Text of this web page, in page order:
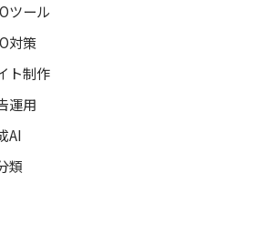
ツール
対策
ト制作
運用
AI
類